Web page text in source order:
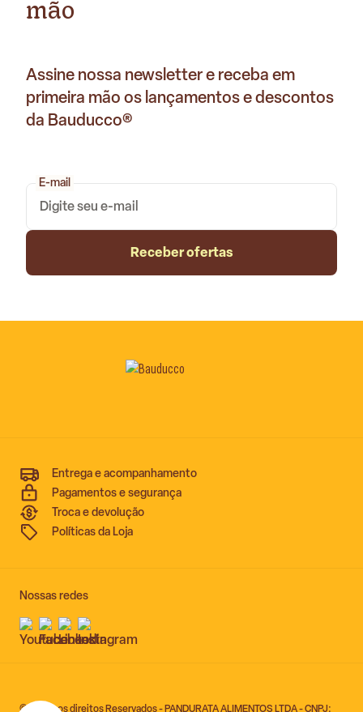
mão
Assine nossa newsletter e receba em
primeira mão os lançamentos e descontos
da Bauducco®
E-mail
Receber ofertas
Entrega e acompanhamento
Pagamentos e segurança
Troca e devolução
Políticas da Loja
Nossas redes
© Todos os direitos Reservados - PANDURATA ALIMENTOS LTDA - CNPJ: